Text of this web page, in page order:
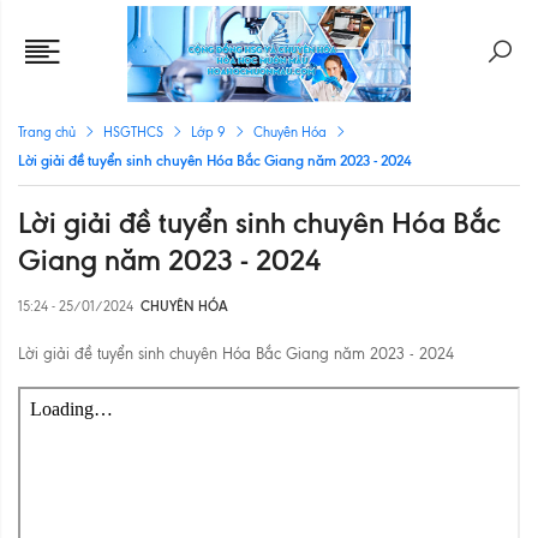
Trang chủ HSGTHCS Lớp 9 Chuyên Hóa
Lời giải đề tuyển sinh chuyên Hóa Bắc Giang năm 2023 - 2024
Lời giải đề tuyển sinh chuyên Hóa Bắc
Giang năm 2023 - 2024
15:24 - 25/01/2024 CHUYÊN HÓA
Lời giải đề tuyển sinh chuyên Hóa Bắc Giang năm 2023 - 2024